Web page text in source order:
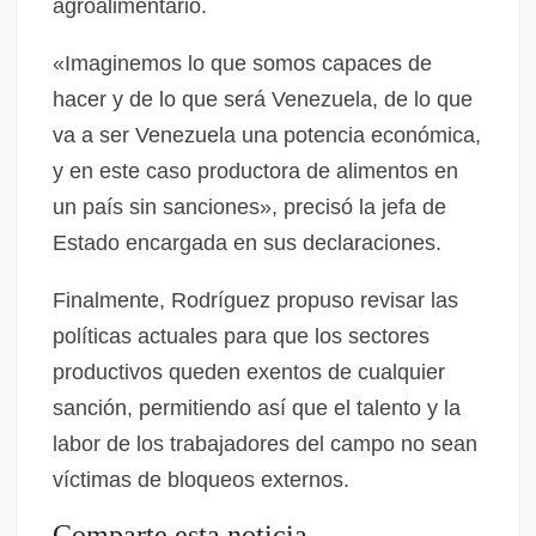
agroalimentario.
«Imaginemos lo que somos capaces de
hacer y de lo que será Venezuela, de lo que
va a ser Venezuela una potencia económica,
y en este caso productora de alimentos en
un país sin sanciones», precisó la jefa de
Estado encargada en sus declaraciones.
Finalmente, Rodríguez propuso revisar las
políticas actuales para que los sectores
productivos queden exentos de cualquier
sanción, permitiendo así que el talento y la
labor de los trabajadores del campo no sean
víctimas de bloqueos externos.